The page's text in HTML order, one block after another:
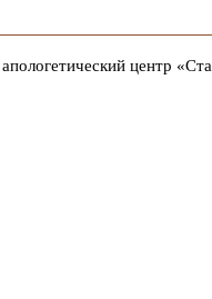
центр